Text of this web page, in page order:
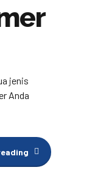
jenis
Anda